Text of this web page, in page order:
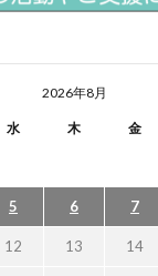
2026年8月
水 木 金
5 6 7
12 13 14